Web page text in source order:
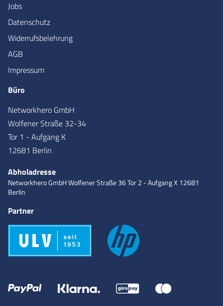
Jobs
Datenschutz
Widerrufsbelehrung
AGB
Impressum
Büro
Networkhero GmbH
Wolfener Straße 32-34
Tor 1 - Aufgang K
12681 Berlin
Abholadresse
Networkhero GmbHWolfener Straße 36Tor 2 - Aufgang X12681
Berlin
Partner